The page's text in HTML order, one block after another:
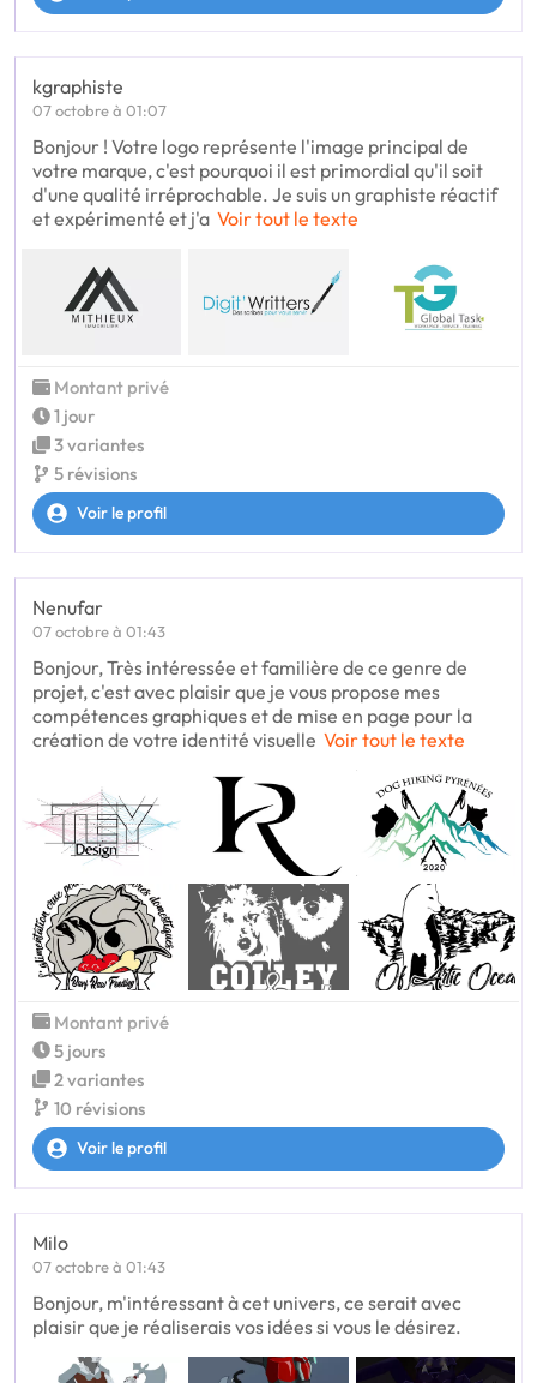
kgraphiste
07 octobre à 01:07
Bonjour ! Votre logo représente l'image principal de
votre marque, c'est pourquoi il est primordial qu'il soit
d'une qualité irréprochable. Je suis un graphiste réactif
et expérimenté et j'a Voir tout le texte
Montant privé
1 jour
3 variantes
5 révisions
Voir le profil
Nenufar
07 octobre à 01:43
Bonjour, Très intéressée et familière de ce genre de
projet, c'est avec plaisir que je vous propose mes
compétences graphiques et de mise en page pour la
création de votre identité visuelle Voir tout le texte
Montant privé
5 jours
2 variantes
10 révisions
Voir le profil
Milo
07 octobre à 01:43
Bonjour, m'intéressant à cet univers, ce serait avec
plaisir que je réaliserais vos idées si vous le désirez.